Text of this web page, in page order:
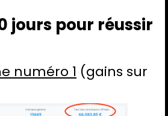
jours pour réussir
numéro 1 (gains sur